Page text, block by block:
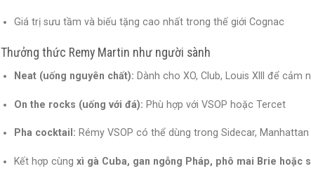
Giá trị sưu tầm và biếu tặng cao nhất trong thế giới Cognac
Thưởng thức Remy Martin như người sành
Neat (uống nguyên chất): Dành cho XO, Club, Louis XIII để cảm
On the rocks (uống với đá): Phù hợp với VSOP hoặc Tercet
Pha cocktail: Rémy VSOP có thể dùng trong Sidecar,
Kết hợp cùng xì gà Cuba, gan ngỗng Pháp, phô mai Brie hoặc